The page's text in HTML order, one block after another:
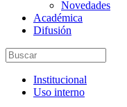
Novedades
Académica
Difusión
Institucional
Uso interno